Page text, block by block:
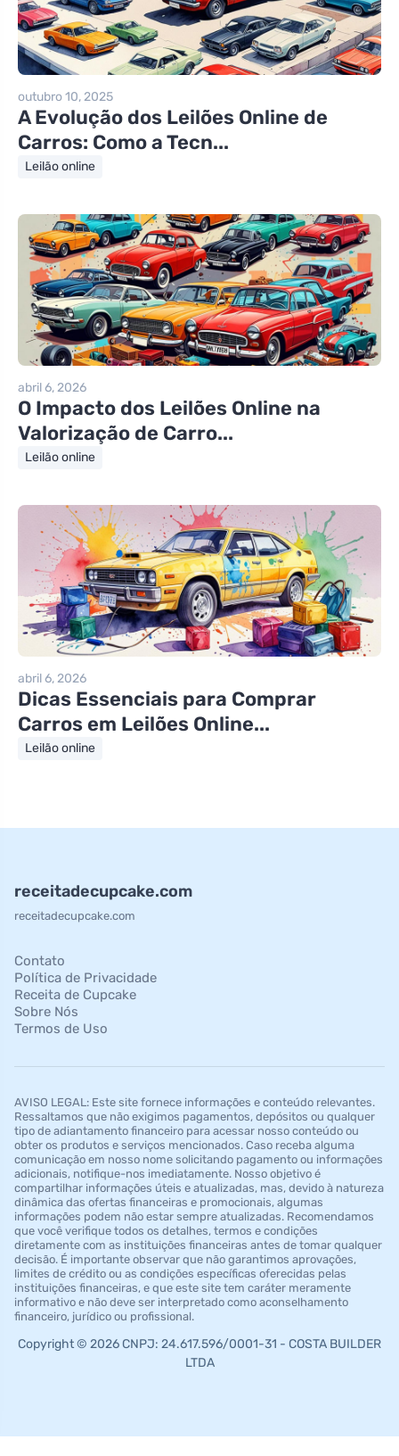
outubro 10, 2025
A Evolução dos Leilões Online de
Carros: Como a Tecn...
Leilão online
abril 6, 2026
O Impacto dos Leilões Online na
Valorização de Carro...
Leilão online
abril 6, 2026
Dicas Essenciais para Comprar
Carros em Leilões Online...
Leilão online
receitadecupcake.com
receitadecupcake.com
Contato
Política de Privacidade
Receita de Cupcake
Sobre Nós
Termos de Uso
AVISO LEGAL: Este site fornece informações e conteúdo relevantes.
Ressaltamos que não exigimos pagamentos, depósitos ou qualquer
tipo de adiantamento financeiro para acessar nosso conteúdo ou
obter os produtos e serviços mencionados. Caso receba alguma
comunicação em nosso nome solicitando pagamento ou informações
adicionais, notifique-nos imediatamente. Nosso objetivo é
compartilhar informações úteis e atualizadas, mas, devido à natureza
dinâmica das ofertas financeiras e promocionais, algumas
informações podem não estar sempre atualizadas. Recomendamos
que você verifique todos os detalhes, termos e condições
diretamente com as instituições financeiras antes de tomar qualquer
decisão. É importante observar que não garantimos aprovações,
limites de crédito ou as condições específicas oferecidas pelas
instituições financeiras, e que este site tem caráter meramente
informativo e não deve ser interpretado como aconselhamento
financeiro, jurídico ou profissional.
Copyright © 2026 CNPJ: 24.617.596/0001-31 - COSTA BUILDER
LTDA